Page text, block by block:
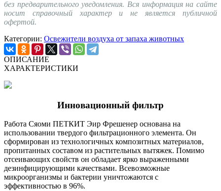
без предварительного уведомления. Вся информация на сайте
носит справочный характер и не является публичной
офертой.
Категории: Освежители воздуха от запаха животных
ОПИСАНИЕ
ХАРАКТЕРИСТИКИ
Инновационный фильтр
Работа Сяоми ПЕТКИТ Эир Фрешенер основана на
использовании твердого фильтрационного элемента. Он
сформирован из технологичных композитных материалов,
пропитанных составом из растительных вытяжек. Помимо
отсеивающих свойств он обладает ярко выраженными
дезинфицирующими качествами. Всевозможные
микроорганизмы и бактерии уничтожаются с
эффективностью в 96%.